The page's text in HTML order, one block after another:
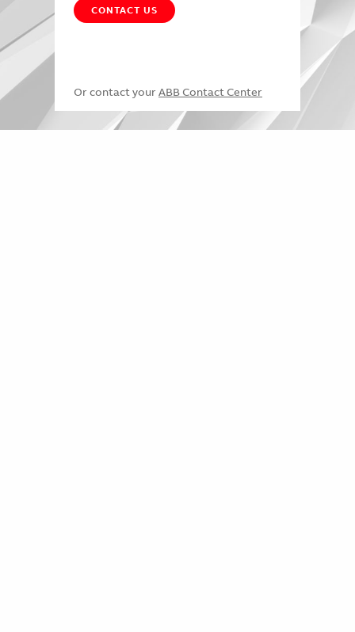
CONTACT US
Or contact your ABB Contact Center